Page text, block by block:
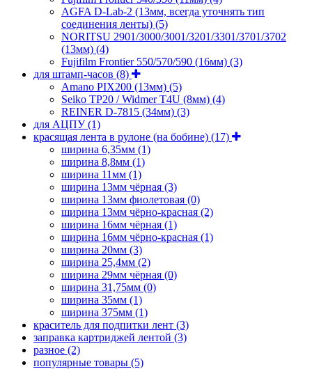
AGFA D-Lab-2 (13мм, всегда уточнять тип
соединения ленты) (5)
NORITSU 2901/3000/3001/3201/3301/3701/3702
(13мм) (4)
Fujifilm Frontier 550/570/590 (16мм) (3)
для штамп-часов (8)
Amano PIX200 (13мм) (5)
Seiko TP20 / Widmer T4U (8мм) (4)
REINER D-7815 (34мм) (3)
для АЦПУ(1)
красящая лента в рулоне (на бобине) (17)
ширина 6,35мм (1)
ширина 8,8мм (1)
ширина 11мм (1)
ширина 13мм чёрная (3)
ширина 13мм фиолетовая (0)
ширина 13мм чёрно-красная (2)
ширина 16мм чёрная (1)
ширина 16мм чёрно-красная (1)
ширина 20мм (3)
ширина 25,4мм (2)
ширина 29мм чёрная (0)
ширина 31,75мм (0)
ширина 35мм (1)
ширина 375мм (1)
краситель для подпитки лент (3)
заправка картриджей лентой (3)
разное (2)
популярные товары (5)